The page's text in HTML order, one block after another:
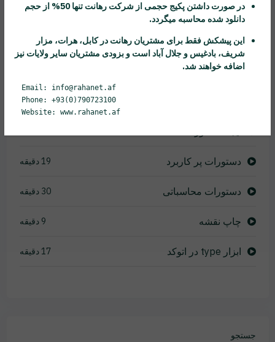
اشکال پر کاربرد 12 دقیقه
تکثیر پیشرفته ابزار array 20 دقیقه
ایجاد block
16 دقیقه
دستورات پر کاربرد 19 دقیقه
دستورات محاسباتی 30 دقیقه
چاپ نقشه 9 دقیقه
ابزار type در اتوکد 17 دقیقه
جستجو
در صورت داشتن پکیج حجمی از شرکت رهانت
تنها 50% از حجم
دانلود شده محاسبه میگردد.
این پیشکش فقط برای مشتریان رهانت در کابل، هرات، مزار
شریف، بادغیس و جلال آباد است و بزودی مشتریان سایر ولایات نیز
اضافه خواهند شد.
Email: info@rahanet.af
Phone: +93(0)790723100
Website: www.rahanet.af